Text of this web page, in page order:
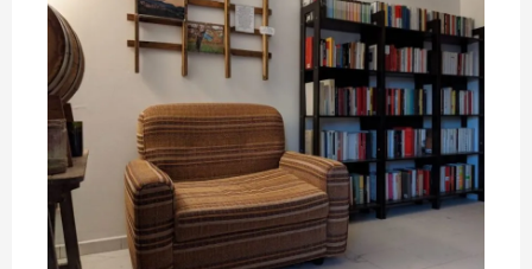
t
r
e
I
n
s
A
p
p
g
r
a
m
l
r